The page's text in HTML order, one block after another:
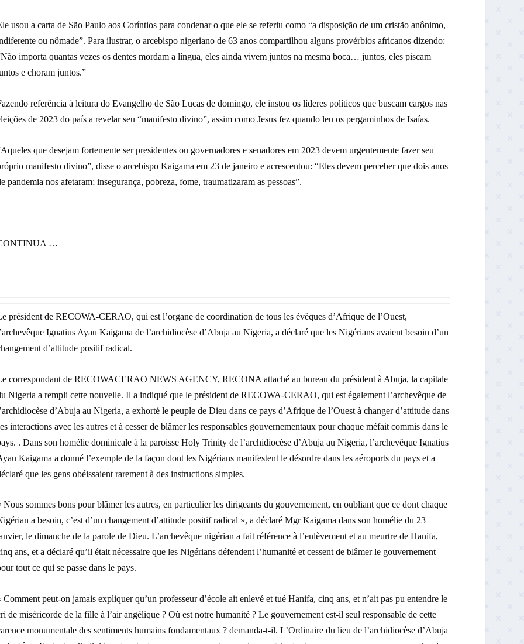
usou a carta de São Paulo aos Coríntios para condenar o que ele se referiu como “a disposição de um cristão anônimo,
ou nômade”. Para ilustrar, o arcebispo nigeriano de 63 anos compartilhou alguns provérbios africanos dizendo:
importa quantas vezes os dentes mordam a língua, eles ainda vivem juntos na mesma boca… juntos, eles piscam
e choram juntos.”
referência à leitura do Evangelho de São Lucas de domingo, ele instou os líderes políticos que buscam cargos nas
de 2023 do país a revelar seu “manifesto divino”, assim como Jesus fez quando leu os pergaminhos de Isaías.
que desejam fortemente ser presidentes ou governadores e senadores em 2023 devem urgentemente fazer seu
manifesto divino”, disse o arcebispo Kaigama em 23 de janeiro e acrescentou: “Eles devem perceber que dois anos
pandemia nos afetaram; insegurança, pobreza, fome, traumatizaram as pessoas”.
…
président de RECOWA-CERAO, qui est l’organe de coordination de tous les évêques d’Afrique de l’Ouest,
Ignatius Ayau Kaigama de l’archidiocèse d’Abuja au Nigeria, a déclaré que les Nigérians avaient besoin d’un
d’attitude positif radical.
correspondant de RECOWACERAO NEWS AGENCY, RECONA attaché au bureau du président à Abuja, la capitale
Nigeria a rempli cette nouvelle. Il a indiqué que le président de RECOWA-CERAO, qui est également l’archevêque de
d’Abuja au Nigeria, a exhorté le peuple de Dieu dans ce pays d’Afrique de l’Ouest à changer d’attitude dans
interactions avec les autres et à cesser de blâmer les responsables gouvernementaux pour chaque méfait commis dans le
. Dans son homélie dominicale à la paroisse Holy Trinity de l’archidiocèse d’Abuja au Nigeria, l’archevêque Ignatius
Kaigama a donné l’exemple de la façon dont les Nigérians manifestent le désordre dans les aéroports du pays et a
que les gens obéissaient rarement à des instructions simples.
Nous sommes bons pour blâmer les autres, en particulier les dirigeants du gouvernement, en oubliant que ce dont chaque
a besoin, c’est d’un changement d’attitude positif radical », a déclaré Mgr Kaigama dans son homélie du 23
le dimanche de la parole de Dieu. L’archevêque nigérian a fait référence à l’enlèvement et au meurtre de Hanifa,
ans, et a déclaré qu’il était nécessaire que les Nigérians défendent l’humanité et cessent de blâmer le gouvernement
tout ce qui se passe dans le pays.
Comment peut-on jamais expliquer qu’un professeur d’école ait enlevé et tué Hanifa, cinq ans, et n’ait pas pu entendre le
de miséricorde de la fille à l’air angélique ? Où est notre humanité ? Le gouvernement est-il seul responsable de cette
monumentale des sentiments humains fondamentaux ? demanda-t-il. L’Ordinaire du lieu de l’archidiocèse d’Abuja